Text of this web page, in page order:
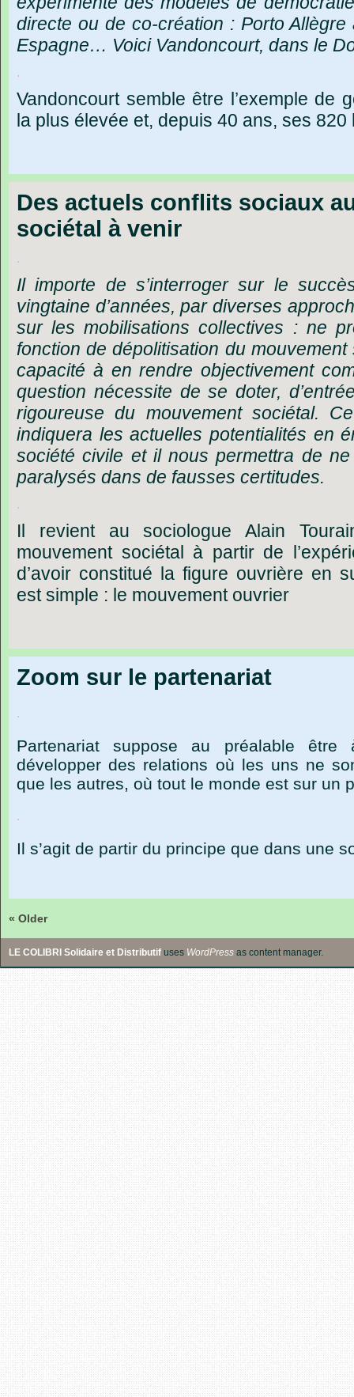
directe ou de co-création : Porto Allègre
Espagne… Voici Vandoncourt, dans le
.
Vandoncourt semble être l’exemple de
la plus élevée et, depuis 40 ans, ses 820
Des actuels conflits sociaux
sociétal à venir
.
Il importe de s’interroger sur le
vingtaine d’années, par diverses
sur les mobilisations collectives : ne
fonction de dépolitisation du mouvement
capacité à en rendre objectivement
question nécessite de se doter,
rigoureuse du mouvement sociétal.
Ce
indiquera les actuelles potentialités en
société civile et il nous permettra de ne
paralysés dans de fausses certitudes.
.
Il revient au sociologue Alain
mouvement sociétal à partir de
d’avoir constitué la figure ouvrière en
est simple : le mouvement ouvrier
Zoom sur le partenariat
.
Partenariat suppose au préalable être
développer des relations où les uns ne
que les autres, où tout le monde est sur un
.
Il s’agit de partir du principe que dans une
« Older
LE COLIBRI Solidaire et Distributif uses WordPress as content manager.